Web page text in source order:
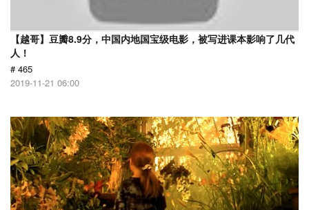
【越哥】豆瓣8.9分，中国内地国宝级电影，被写进课本影响了几代
人！
# 465
2019-11-21 06:00